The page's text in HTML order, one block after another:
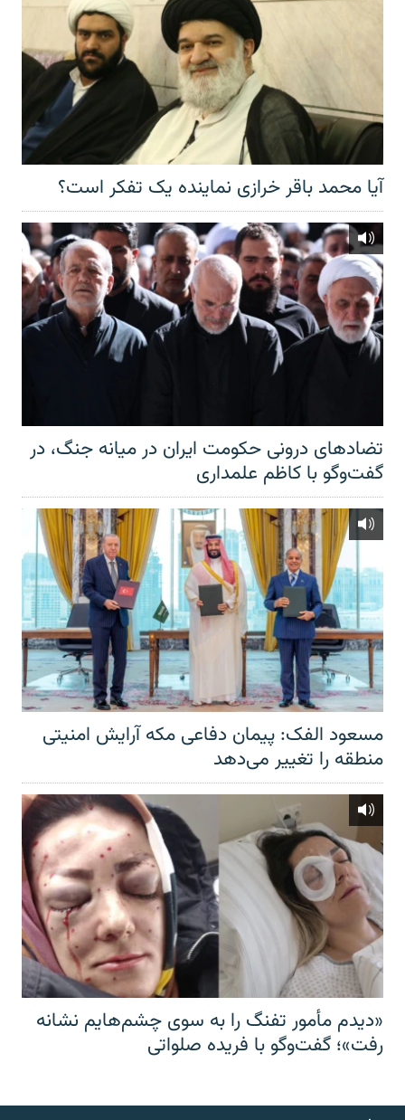
آیا محمد باقر خرازی نماینده یک تفکر است؟
تضادهای درونی حکومت ایران در میانه جنگ، در
گفت‌‌وگو با کاظم علمداری
مسعود الفک: پیمان دفاعی مکه آرایش امنیتی
منطقه را تغییر می‌دهد
«دیدم مأمور تفنگ را به سوی چشم‌هایم نشانه
رفت»؛ گفت‌و‌گو با فریده صلواتی